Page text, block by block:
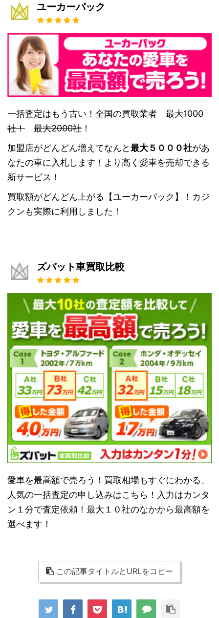
ユーカーパック
一括査定はもう古い！全国の買取業者 最大1000
社！
最大2000社 ！
加盟店がどんどん増えてなんと最大５０００社があ
なたの車に入札します！より高く愛車を売却できる
新サービス！
買取額がどんどん上がる【ユーカーパック】！カジ
クンも実際に利用しました！
ズバット車買取比較
愛車を最高額で売ろう！買取相場もすぐにわかる、
人気の一括査定の申し込みはこちら！入力はカンタ
ン１分で査定依頼！最大１０社のなかから最高額を
選べます！
この記事タイトルとURLをコピー